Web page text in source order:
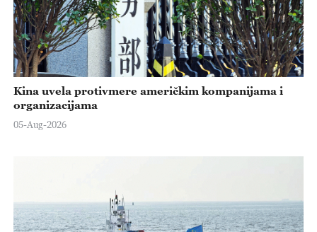
Kina uvela protivmere američkim kompanijama i
organizacijama
05-Aug-2026